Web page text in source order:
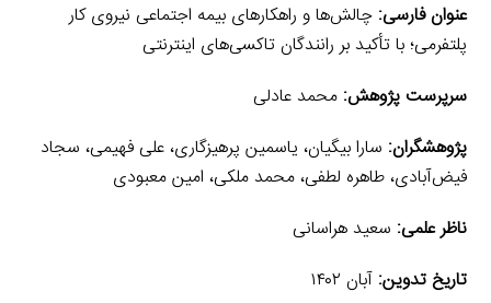
عنوان فارسی: چالش‌ها و راهکارهای بیمه اجتماعی نیروی کار
پلتفرمی؛ با تأکید بر رانندگان تاکسی‌های اینترنتی
سرپرست پژوهش: محمد عادلی
پژوهشگران: سارا بیگیان، یاسمین پرهیزگاری، علی فهیمی، سجاد
فیض‌آبادی، طاهره لطفی، محمد ملکی، امین معبودی
ناظر علمی: سعید هراسانی
تاریخ تدوین: آبان ۱۴۰۲